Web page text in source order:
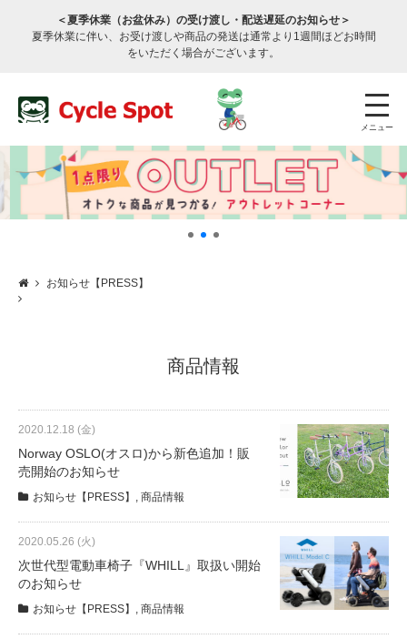
＜夏季休業（お盆休み）の受け渡し・配送遅延のお知らせ＞
夏季休業に伴い、お受け渡しや商品の発送は通常より1週間ほどお時間
をいただく場合がございます。
メニュー
サービス全般
修理・メンテナンス工賃
盗難保証
SpotMateログイン
お知らせ【PRESS】
商品情報
2020.12.18 (金)
Norway OSLO(オスロ)から新色追加！販
売開始のお知らせ
お知らせ【PRESS】 商品情報
2020.05.26 (火)
次世代型電動車椅子『WHILL』取扱い開始
のお知らせ
お知らせ【PRESS】 商品情報